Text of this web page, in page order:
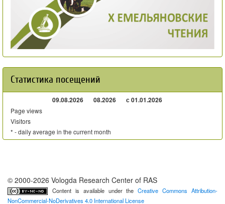
Статистика посещений
09.08.2026 08.2026 с 01.01.2026
Page views
Visitors
* - daily average in the current month
© 2000-2026 Vologda Research Center of RAS
Content is available under theCreative Commons Attribution-
NonCommercial-NoDerivatives 4.0 International License